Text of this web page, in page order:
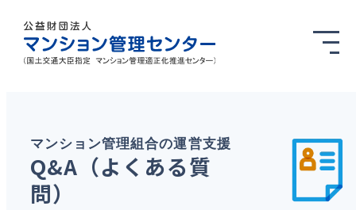
マンション管理組合の運営支援
Q&A（よくある質
問）